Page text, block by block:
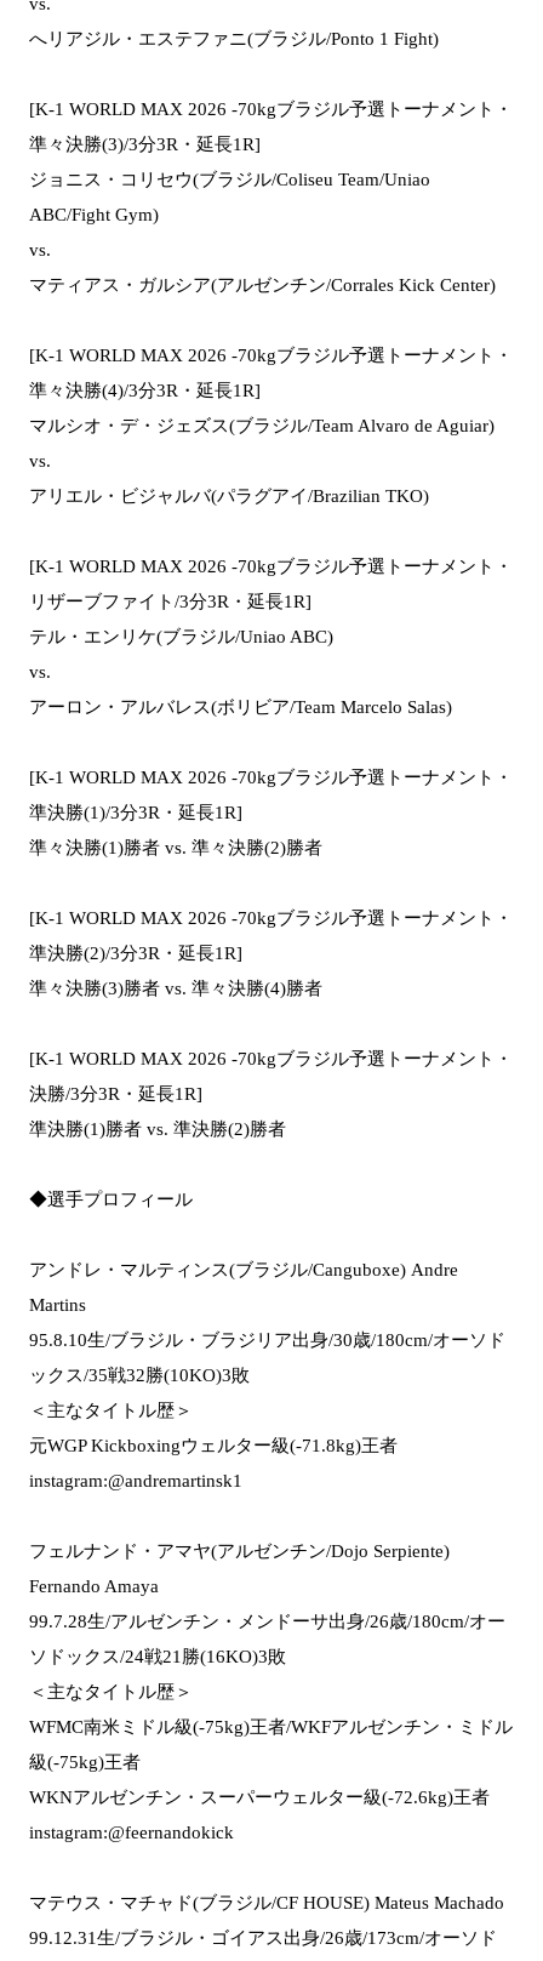
へリアジル・エステファニ(ブラジル/Ponto 1 Fight)
[K-1 WORLD MAX 2026 -70kgブラジル予選トーナメント・
準々決勝(3)/3分3R・延長1R]
ジョニス・コリセウ(ブラジル/Coliseu Team/Uniao
ABC/Fight Gym)
vs.
マティアス・ガルシア(アルゼンチン/Corrales Kick Center)
[K-1 WORLD MAX 2026 -70kgブラジル予選トーナメント・
準々決勝(4)/3分3R・延長1R]
マルシオ・デ・ジェズス(ブラジル/Team Alvaro de Aguiar)
vs.
アリエル・ビジャルバ(パラグアイ/Brazilian TKO)
[K-1 WORLD MAX 2026 -70kgブラジル予選トーナメント・
リザーブファイト/3分3R・延長1R]
テル・エンリケ(ブラジル/Uniao ABC)
vs.
アーロン・アルバレス(ボリビア/Team Marcelo Salas)
[K-1 WORLD MAX 2026 -70kgブラジル予選トーナメント・
準決勝(1)/3分3R・延長1R]
準々決勝(1)勝者 vs. 準々決勝(2)勝者
[K-1 WORLD MAX 2026 -70kgブラジル予選トーナメント・
準決勝(2)/3分3R・延長1R]
準々決勝(3)勝者 vs. 準々決勝(4)勝者
[K-1 WORLD MAX 2026 -70kgブラジル予選トーナメント・
決勝/3分3R・延長1R]
準決勝(1)勝者 vs. 準決勝(2)勝者
◆選手プロフィール
アンドレ・マルティンス(ブラジル/Canguboxe) Andre
Martins
95.8.10生/ブラジル・ブラジリア出身/30歳/180cm/オーソド
ックス/35戦32勝(10KO)3敗
＜主なタイトル歴＞
元WGP Kickboxingウェルター級(-71.8kg)王者
instagram:@andremartinsk1
フェルナンド・アマヤ(アルゼンチン/Dojo Serpiente)
Fernando Amaya
99.7.28生/アルゼンチン・メンドーサ出身/26歳/180cm/オー
ソドックス/24戦21勝(16KO)3敗
＜主なタイトル歴＞
WFMC南米ミドル級(-75kg)王者/WKFアルゼンチン・ミドル
級(-75kg)王者
WKNアルゼンチン・スーパーウェルター級(-72.6kg)王者
instagram:@feernandokick
マテウス・マチャド(ブラジル/CF HOUSE) Mateus Machado
99.12.31生/ブラジル・ゴイアス出身/26歳/173cm/オーソド